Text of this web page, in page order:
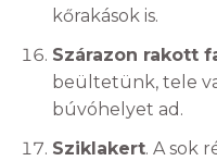
kőrakások is.
Szárazon rakott
beültetünk, tele
búvóhelyet ad.
Sziklakert. A sok